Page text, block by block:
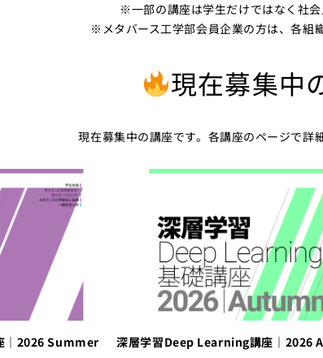
※一部の講座は学生だけではなく社会
※メタバース工学部会員企業の方は、各組
現在募集中
現在募集中の講座です。各講座のページで詳
｜2026 Summer
深層学習Deep Learning講座｜2026